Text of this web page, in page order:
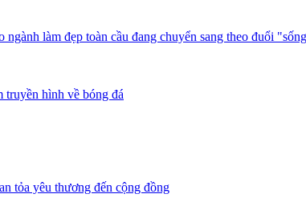
làm đẹp toàn cầu đang chuyển sang theo đuổi
truyền hình về bóng đá
tỏa yêu thương đến cộng đồng